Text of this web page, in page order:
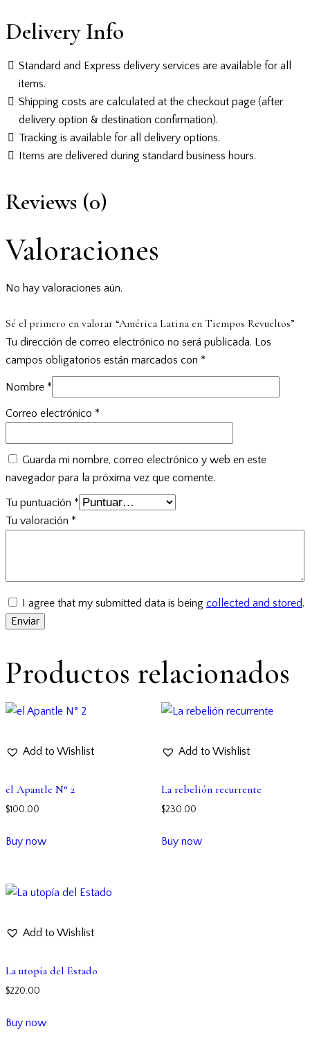
Delivery Info
Standard and Express delivery services are available for all
items.
Shipping costs are calculated at the checkout page (after
delivery option & destination confirmation).
Tracking is available for all delivery options.
Items are delivered during standard business hours.
Reviews (0)
Valoraciones
No hay valoraciones aún.
Sé el primero en valorar “América Latina en Tiempos Revueltos”
Tu dirección de correo electrónico no será publicada. Los
campos obligatorios están marcados con *
Nombre *
Correo electrónico *
Guarda mi nombre, correo electrónico y web en este
navegador para la próxima vez que comente.
Tu puntuación *
Tu valoración *
I agree that my submitted data is being collected and stored.
Productos relacionados
Add to Wishlist
el Apantle N° 2
$100.00
Buy now
Add to Wishlist
La rebelión recurrente
$230.00
Buy now
Add to Wishlist
La utopía del Estado
$220.00
Buy now